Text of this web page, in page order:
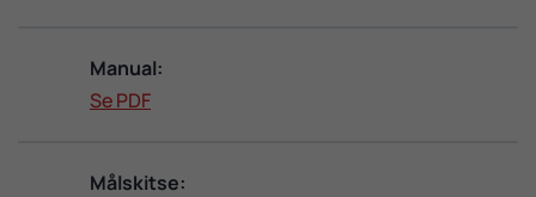
Manual:
Se PDF
Målskitse: